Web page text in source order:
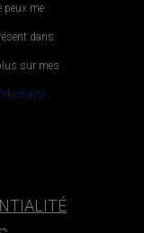
peux me
dans
sur mes
.